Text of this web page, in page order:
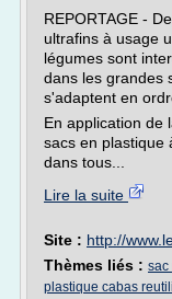
REPORTAGE -
ultrafins à usage
légumes sont
dans les grandes
s'adaptent en
En application de
sacs en plastique
dans tous...
Lire la suite
Site : http://
Thèmes liés : sac
plastique cabas